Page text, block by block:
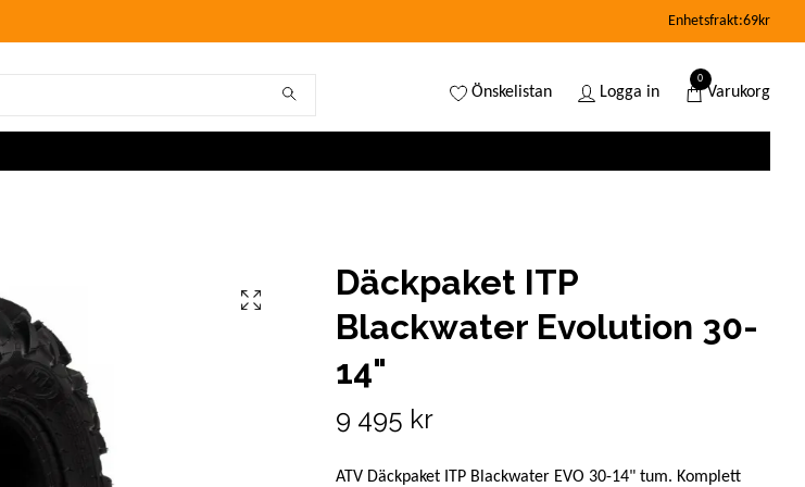
Enhetsfrakt:69kr
Önskelistan Logga in
0
Varukorg
Däckpaket ITP
Blackwater Evolution 30-
14"
9 495 kr
ATV Däckpaket ITP Blackwater EVO 30-14" tum. Komplett